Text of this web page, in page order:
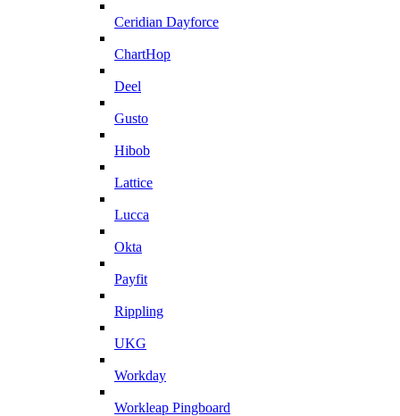
Ceridian Dayforce
ChartHop
Deel
Gusto
Hibob
Lattice
Lucca
Okta
Payfit
Rippling
UKG
Workday
Workleap Pingboard